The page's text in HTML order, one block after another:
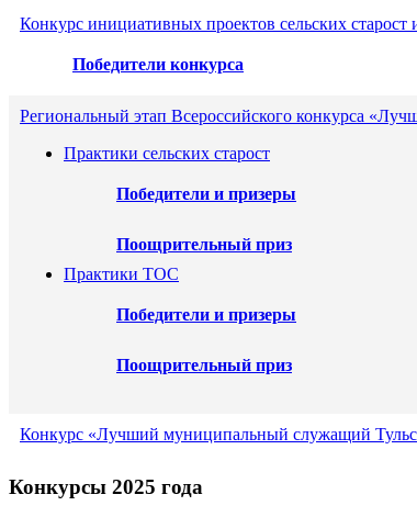
Конкурс инициативных проектов сельских старост
Победители конкурса
Региональный этап Всероссийского конкурса
Практики сельских старост
Победители и призеры
Поощрительный приз
Практики ТОС
Победители и призеры
Поощрительный приз
Конкурс «Лучший муниципальный служащий
Конкурсы 2025 года